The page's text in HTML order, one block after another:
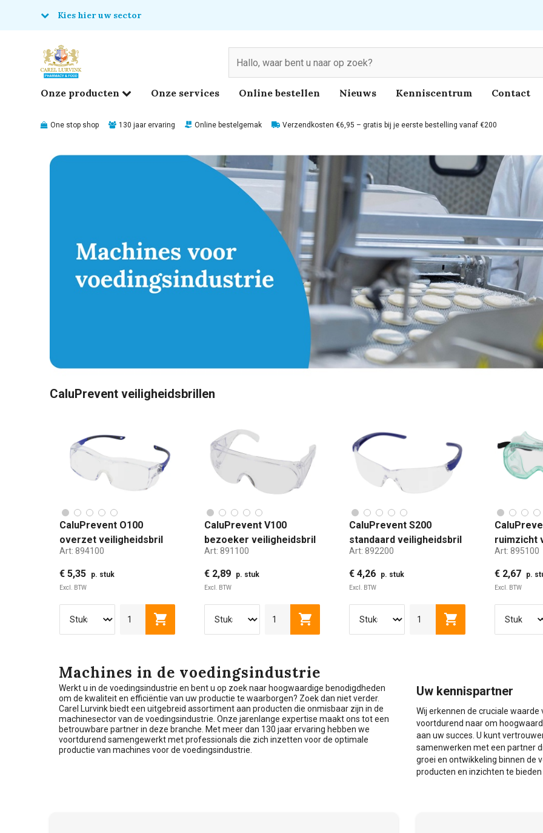
Kies hier uw sector
Onze producten Onze services Online bestellen Nieuws Kenniscentrum Contact
One stop shop 130 jaar ervaring Online bestelgemak Verzendkosten €6,95 – gratis bij je eerste bestelling vanaf €200
CaluPrevent veiligheidsbrillen
CaluPrevent O100
overzet veiligheidsbril
Art: 894100
€ 5,35 p. stuk
Excl. BTW
Toevoegen aan winkelwagen
CaluPrevent V100
bezoeker veiligheidsbril
Art: 891100
€ 2,89 p. stuk
Excl. BTW
Toevoegen aan winkelwagen
CaluPrevent S200
standaard veiligheidsbril
Art: 892200
€ 4,26 p. stuk
Excl. BTW
Toevoegen aan
ruimzicht
Art: 895100
€ 2,67 p.
Excl. BTW
Machines in de voedingsindustrie
Werkt u in de voedingsindustrie en bent u op zoek naar hoogwaardige benodigdheden
om de kwaliteit en efficiëntie van uw productie te waarborgen? Zoek dan niet verder.
Carel Lurvink biedt een uitgebreid assortiment aan producten die onmisbaar zijn in de
machinesector van de voedingsindustrie. Onze jarenlange expertise maakt ons tot een
betrouwbare partner in deze branche. Met meer dan 130 jaar ervaring hebben we
voortdurend samengewerkt met professionals die zich inzetten voor de optimale
productie van machines voor de voedingsindustrie.
Uw kennispartner
Wij erkennen de cruciale
voortdurend naar om
aan uw succes. U kunt
samenwerken met een partner
groei en ontwikkeling binnen de
producten en inzichten te